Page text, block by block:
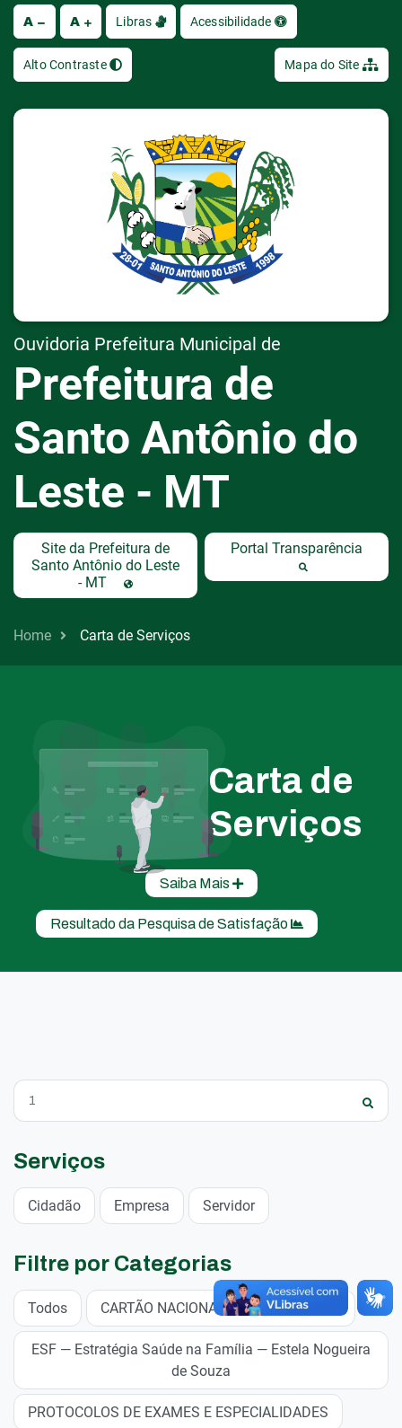
A A Libras Acessibilidade
Alto Contraste Mapa do Site
Ouvidoria Prefeitura Municipal de
Prefeitura de
Santo Antônio do
Leste - MT
Site da Prefeitura de
Santo Antônio do Leste
- MT
Portal Transparência
Home Carta de Serviços
Carta de
Serviços
Saiba Mais
Resultado da Pesquisa de Satisfação
Serviços
Cidadão Empresa Servidor
Filtre por Categorias
Todos CARTÃO NACIONAL DE SAÚDE — CNS
ESF — Estratégia Saúde na Família — Estela Nogueira
de Souza
PROTOCOLOS DE EXAMES E ESPECIALIDADES